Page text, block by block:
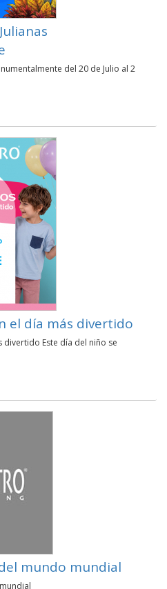
del 20 de Julio al 2
el día más divertido
Este día del niño se
mundo mundial